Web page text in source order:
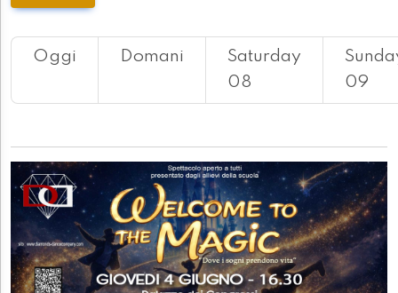
Oggi Domani
Saturday
08
09